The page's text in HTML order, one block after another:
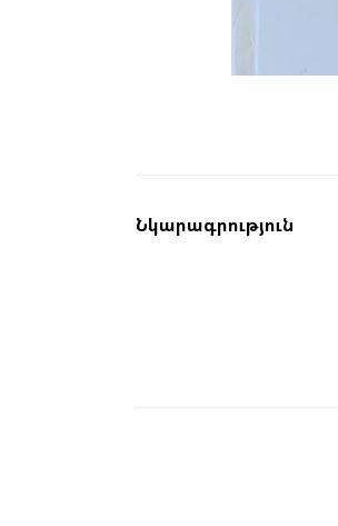
Նկարագրություն